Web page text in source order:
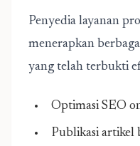
Penyedia layanan
menerapkan
yang telah terbukti
Optimasi SEO
Publikasi artikel